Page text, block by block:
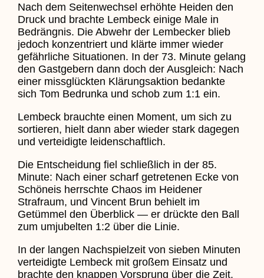
Nach dem Seitenwechsel erhöhte Heiden den
Druck und brachte Lembeck einige Male in
Bedrängnis. Die Abwehr der Lembecker blieb
jedoch konzentriert und klärte immer wieder
gefährliche Situationen. In der 73. Minute gelang
den Gastgebern dann doch der Ausgleich: Nach
einer missglückten Klärungsaktion bedankte
sich Tom Bedrunka und schob zum 1:1 ein.
Lembeck brauchte einen Moment, um sich zu
sortieren, hielt dann aber wieder stark dagegen
und verteidigte leidenschaftlich.
Die Entscheidung fiel schließlich in der 85.
Minute: Nach einer scharf getretenen Ecke von
Schöneis herrschte Chaos im Heidener
Strafraum, und Vincent Brun behielt im
Getümmel den Überblick — er drückte den Ball
zum umjubelten 1:2 über die Linie.
In der langen Nachspielzeit von sieben Minuten
verteidigte Lembeck mit großem Einsatz und
brachte den knappen Vorsprung über die Zeit.